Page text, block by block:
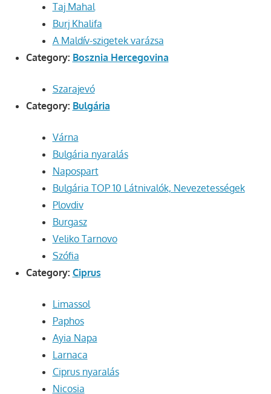
Taj Mahal
Burj Khalifa
A Maldív-szigetek varázsa
Category: Bosznia Hercegovina
Szarajevó
Category: Bulgária
Várna
Bulgária nyaralás
Napospart
Bulgária TOP 10 Látnivalók, Nevezetességek
Plovdiv
Burgasz
Veliko Tarnovo
Szófia
Category: Ciprus
Limassol
Paphos
Ayia Napa
Larnaca
Ciprus nyaralás
Nicosia